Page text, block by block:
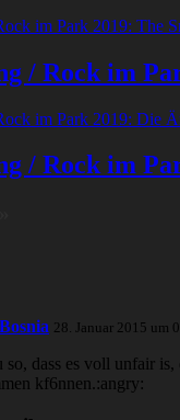
/ Rock im
/ Rock im
28. Januar 2015 um
so, dass es voll unfair
kf6nnen.:angry: